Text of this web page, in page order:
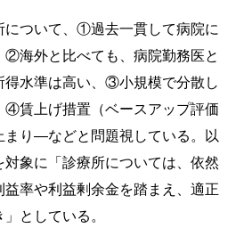
について、①過去一貫して病院に
②海外と比べても、病院勤務医と
得水準は高い、③小規模で分散し
④賃上げ措置（ベースアップ評価
まり―などと問題視している。以
対象に「診療所については、依然
益率や利益剰余金を踏まえ、適正
としている。